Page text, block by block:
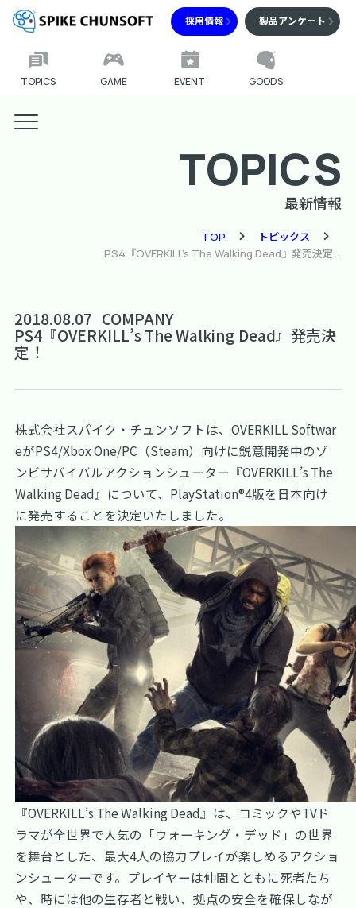
採用情報 製品アンケート
TOPICS GAME EVENT GOODS
TOPICS
最新情報
TOP
トピックス
PS4『OVERKILL’s The Walking Dead』発売決定！
2018.08.07 COMPANY
PS4『OVERKILL’s The Walking Dead』発売決
定！
株式会社スパイク・チュンソフトは、OVERKILL Softwar
eがPS4/Xbox One/PC（Steam）向けに鋭意開発中のゾ
ンビサバイバルアクションシューター『OVERKILL’s The
Walking Dead』について、PlayStation®4版を日本向け
に発売することを決定いたしました。
『OVERKILL’s The Walking Dead』は、コミックやTVド
ラマが全世界で人気の「ウォーキング・デッド」の世界
を舞台とした、最大4人の協力プレイが楽しめるアクショ
ンシューターです。プレイヤーは仲間とともに死者たち
や、時には他の生存者と戦い、拠点の安全を確保しなが